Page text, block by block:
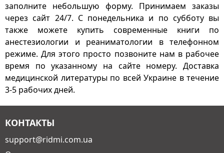
заполните небольшую форму. Принимаем заказы
через сайт 24/7. С понедельника и по субботу вы
также можете купить современные книги по
анестезиологии и реаниматологии в телефонном
режиме. Для этого просто позвоните нам в рабочее
время по указанному на сайте номеру. Доставка
медицинской литературы по всей Украине в течение
3-5 рабочих дней.
КОНТАКТЫ
support@ridmi.com.ua